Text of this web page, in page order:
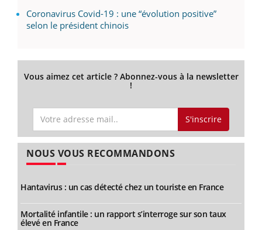
Coronavirus Covid-19 : une “évolution positive”
selon le président chinois
Vous aimez cet article ? Abonnez-vous à la newsletter
!
S'inscrire
NOUS VOUS RECOMMANDONS
Hantavirus : un cas détecté chez un touriste en France
Mortalité infantile : un rapport s’interroge sur son taux
élevé en France